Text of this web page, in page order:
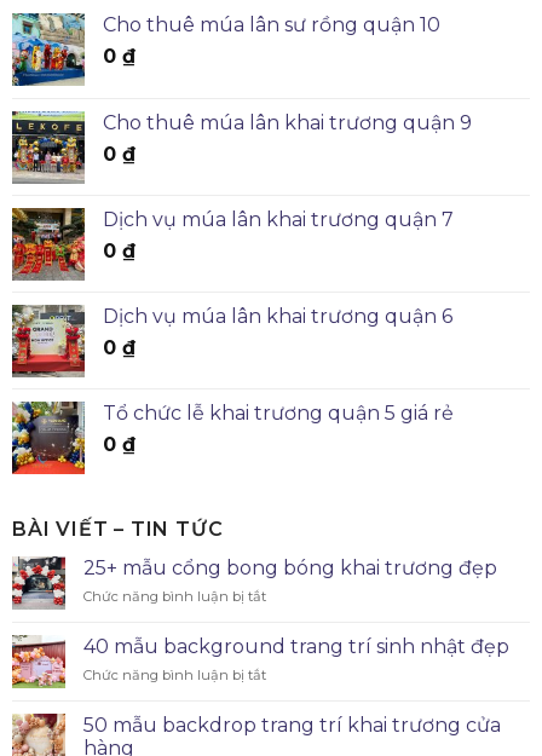
Cho thuê múa lân sư rồng quận 10
0 ₫
Cho thuê múa lân khai trương quận 9
0 ₫
Dịch vụ múa lân khai trương quận 7
0 ₫
Dịch vụ múa lân khai trương quận 6
0 ₫
Tổ chức lễ khai trương quận 5 giá rẻ
0 ₫
BÀI VIẾT – TIN TỨC
25+ mẫu cổng bong bóng khai trương đẹp
Chức năng bình luận bị tắt
40 mẫu background trang trí sinh nhật đẹp
Chức năng bình luận bị tắt
50 mẫu backdrop trang trí khai trương cửa
hàng